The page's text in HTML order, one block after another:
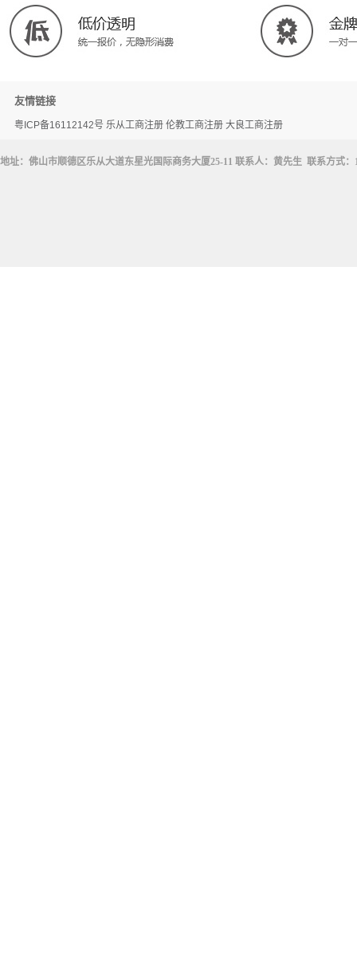
友情链接
粤ICP备16112142号 乐从工商注册 伦教工商注册 大良工商注册
地址：佛山市顺德区乐从大道东星光国际商务大厦25-11 联系人：黄先生 联系方式：